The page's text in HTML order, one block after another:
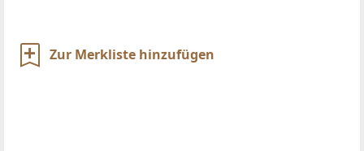
Zur Merkliste hinzufügen